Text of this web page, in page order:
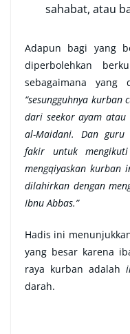
sahabat, atau
Adapun bagi yang
diperbolehkan
sebagaimana yang
“sesungguhnya
dari seekor ayam atau
al-Maidani. Dan guru
fakir untuk
mengqiyaskan kurban
dilahirkan dengan
Ibnu Abbas.”
Hadis ini
yang besar karena
raya kurban adalah
darah.